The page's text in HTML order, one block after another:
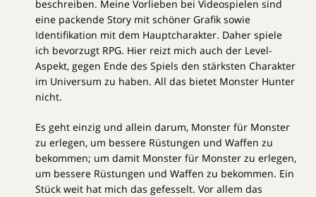
beschreiben. Meine Vorlieben bei Videospielen sind
eine packende Story mit schöner Grafik sowie
Identifikation mit dem Hauptcharakter. Daher spiele
ich bevorzugt RPG. Hier reizt mich auch der Level-
Aspekt, gegen Ende des Spiels den stärksten Charakter
im Universum zu haben. All das bietet Monster Hunter
nicht.
Es geht einzig und allein darum, Monster für Monster
zu erlegen, um bessere Rüstungen und Waffen zu
bekommen; um damit Monster für Monster zu erlegen,
um bessere Rüstungen und Waffen zu bekommen. Ein
Stück weit hat mich das gefesselt. Vor allem das